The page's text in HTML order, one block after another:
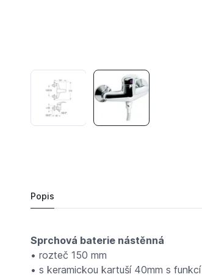
Popis
Sprchová baterie nástěnná
• rozteč 150 mm
• s keramickou kartuší 40mm s